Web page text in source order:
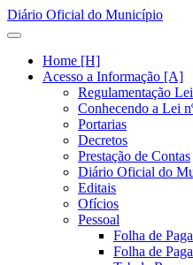
Diário Oficial do Município
Home [H]
Acesso a Informação [A]
Regulamentação
Conhecendo a Lei
Portarias
Decretos
Prestação de Contas
Diário Oficial do
Editais
Ofícios
Pessoal
Folha de
Folha de